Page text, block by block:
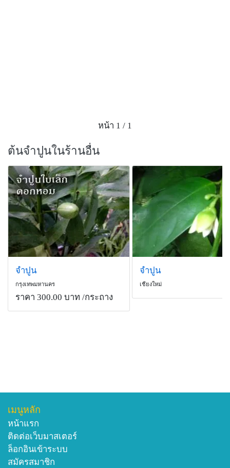
หน้า 1 / 1
ต้นจำปูนในร้านอื่น
จำปูน
กรุงเทพมหานคร
ราคา 300.00 บาท /กระถาง
จำปูน
เชียงใหม่
เมนูหลัก
หน้าแรก
ติดต่อเว็บมาสเตอร์
ล็อกอินเข้าระบบ
สมัครสมาชิก